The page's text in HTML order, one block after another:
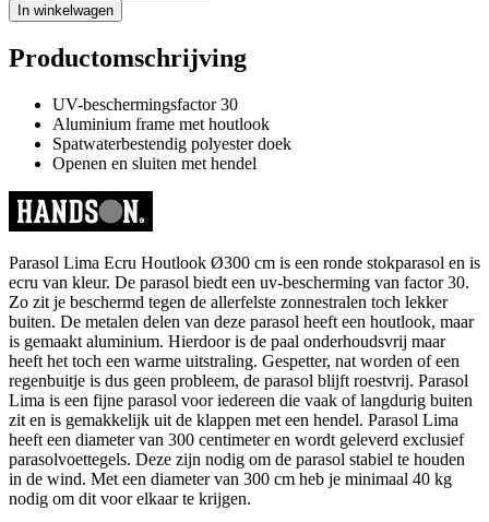
In winkelwagen
Productomschrijving
UV-beschermingsfactor 30
Aluminium frame met houtlook
Spatwaterbestendig polyester doek
Openen en sluiten met hendel
Parasol Lima Ecru Houtlook Ø300 cm is een ronde stokparasol en is
ecru van kleur. De parasol biedt een uv-bescherming van factor 30.
Zo zit je beschermd tegen de allerfelste zonnestralen toch lekker
buiten. De metalen delen van deze parasol heeft een houtlook, maar
is gemaakt aluminium. Hierdoor is de paal onderhoudsvrij maar
heeft het toch een warme uitstraling. Gespetter, nat worden of een
regenbuitje is dus geen probleem, de parasol blijft roestvrij. Parasol
Lima is een fijne parasol voor iedereen die vaak of langdurig buiten
zit en is gemakkelijk uit de klappen met een hendel. Parasol Lima
heeft een diameter van 300 centimeter en wordt geleverd exclusief
parasolvoettegels. Deze zijn nodig om de parasol stabiel te houden
in de wind. Met een diameter van 300 cm heb je minimaal 40 kg
nodig om dit voor elkaar te krijgen.